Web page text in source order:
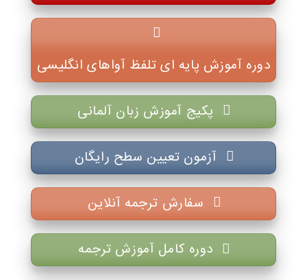
دوره آموزش پایه ای تلفظ آواهای انگلیسی
پکیج آموزش زبان آلمانی
آزمون تعیین سطح رایگان
سفارش ترجمه آنلاین
دوره کامل آموزش ترجمه